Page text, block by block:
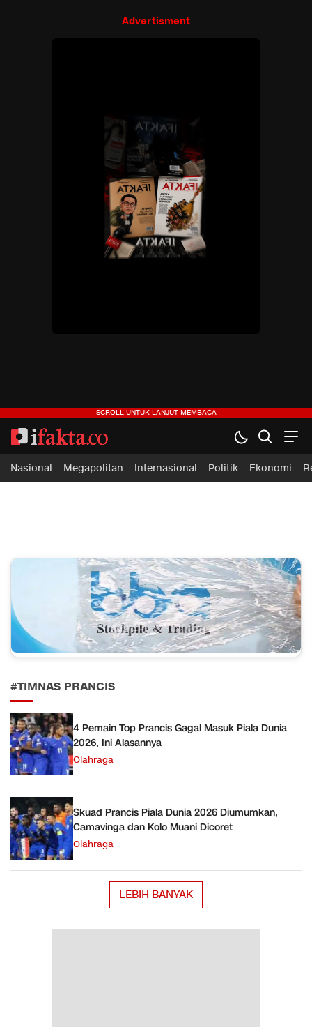
Advertisment
ifakta.co
#pastibenar
Nasional Megapolitan Internasional Politik Ekonomi
#TIMNAS PRANCIS
4 Pemain Top Prancis Gagal Masuk Piala Dunia
2026, Ini Alasannya
Olahraga
Skuad Prancis Piala Dunia 2026 Diumumkan,
Camavinga dan Kolo Muani Dicoret
Olahraga
LEBIH BANYAK